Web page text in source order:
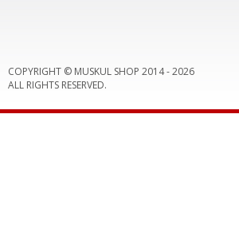
COPYRIGHT © MUSKUL SHOP 2014 -2026
ALL RIGHTS RESERVED.